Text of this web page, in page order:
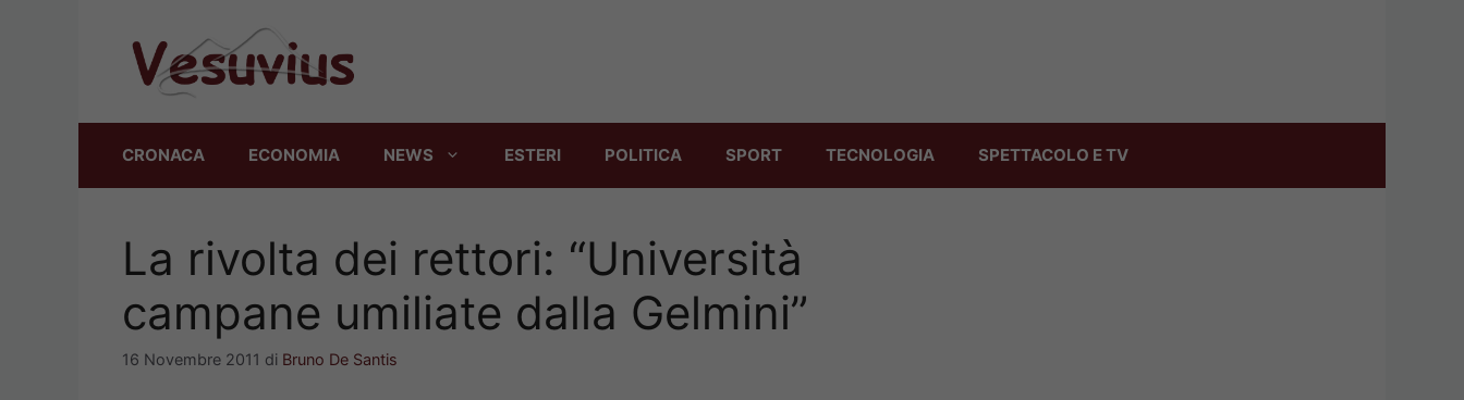
CRONACA ECONOMIA NEWS ESTERI POLITICA SPORT TECNOLOGIA SPETTACOLO E TV
La rivolta dei rettori: “Università
campane umiliate dalla Gelmini”
16 Novembre 2011 di Bruno De Santis